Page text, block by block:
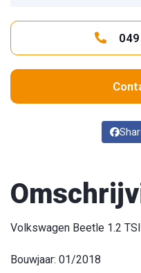
Volkswagen Beetle 1.2
Bouwjaar: 01/2018